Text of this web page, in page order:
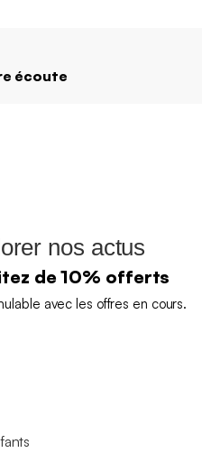
écoute
nos actus
de 10% offerts
avec les offres en cours.